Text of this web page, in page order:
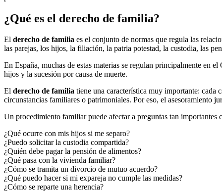
¿Qué es el derecho de familia?
El derecho de familia es el conjunto de normas que regula las
las parejas, los hijos, la filiación, la patria potestad, la custodia, las
En España, muchas de estas materias se regulan principalmente en
hijos y la sucesión por causa de muerte.
El derecho de familia tiene una característica muy importante: cada
circunstancias familiares o patrimoniales. Por eso, el asesoramiento
Un procedimiento familiar puede afectar a preguntas tan importantes
¿Qué ocurre con mis hijos si me separo?
¿Puedo solicitar la custodia compartida?
¿Quién debe pagar la pensión de alimentos?
¿Qué pasa con la vivienda familiar?
¿Cómo se tramita un divorcio de mutuo acuerdo?
¿Qué puedo hacer si mi expareja no cumple las medidas?
¿Cómo se reparte una herencia?